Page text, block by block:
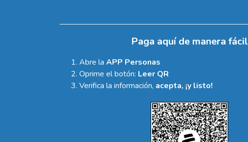
Paga aquí de manera fácil
Abre la APP Personas
Oprime el botón: Leer QR
Verifica la información, acepta, ¡y listo!